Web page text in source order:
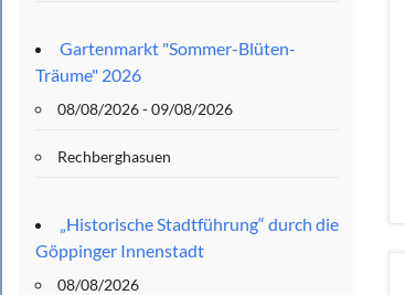
Gartenmarkt "Sommer-Blüten-
Träume" 2026
08/08/2026 - 09/08/2026
Rechberghasuen
„Historische Stadtführung“ durch die
Göppinger Innenstadt
08/08/2026